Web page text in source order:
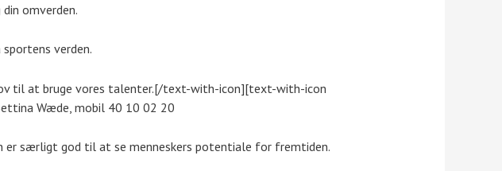
omverden.
verden.
til at bruge vores talenter.[/text-with-icon][text-with-icon
Wæde, mobil 40 10 02 20
særligt god til at se menneskers potentiale for fremtiden.